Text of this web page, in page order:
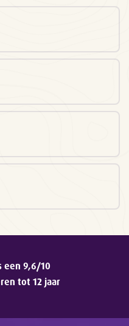
een 9,6/10
tot 12 jaar